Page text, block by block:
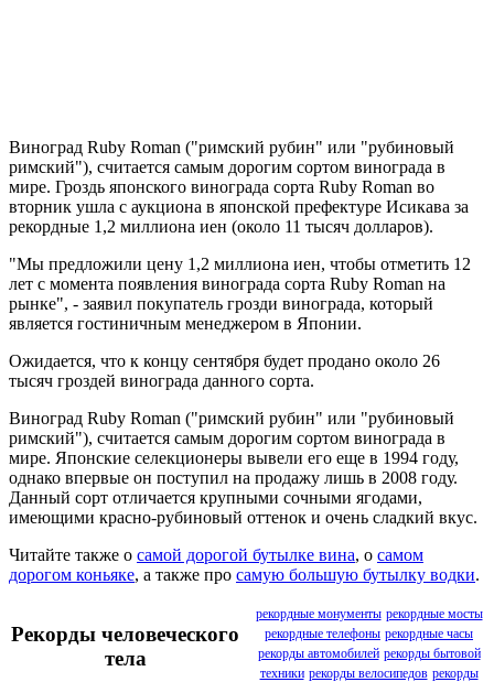
Виноград Ruby Roman ("римский рубин" или "рубиновый
римский"), считается самым дорогим сортом винограда в
мире. Гроздь японского винограда сорта Ruby Roman во
вторник ушла с аукциона в японской префектуре Исикава за
рекордные 1,2 миллиона иен (около 11 тысяч долларов).
"Мы предложили цену 1,2 миллиона иен, чтобы отметить 12
лет с момента появления винограда сорта Ruby Roman на
рынке", - заявил покупатель грозди винограда, который
является гостиничным менеджером в Японии.
Ожидается, что к концу сентября будет продано около 26
тысяч гроздей винограда данного сорта.
Виноград Ruby Roman ("римский рубин" или "рубиновый
римский"), считается самым дорогим сортом винограда в
мире. Японские селекционеры вывели его еще в 1994 году,
однако впервые он поступил на продажу лишь в 2008 году.
Данный сорт отличается крупными сочными ягодами,
имеющими красно-рубиновый оттенок и очень сладкий вкус.
Читайте также о самой дорогой бутылке вина, о самом
дорогом коньяке, а также про самую большую бутылку водки.
Рекорды человеческого
тела
рекордные монументы рекордные мосты
рекордные телефоны рекордные часы
рекорды автомобилей рекорды бытовой
техники рекорды велосипедов рекорды